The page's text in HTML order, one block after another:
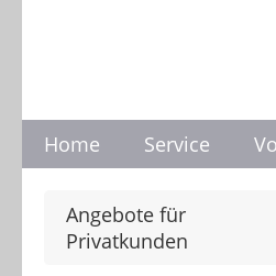
Home Service
Angebote für
Privatkunden